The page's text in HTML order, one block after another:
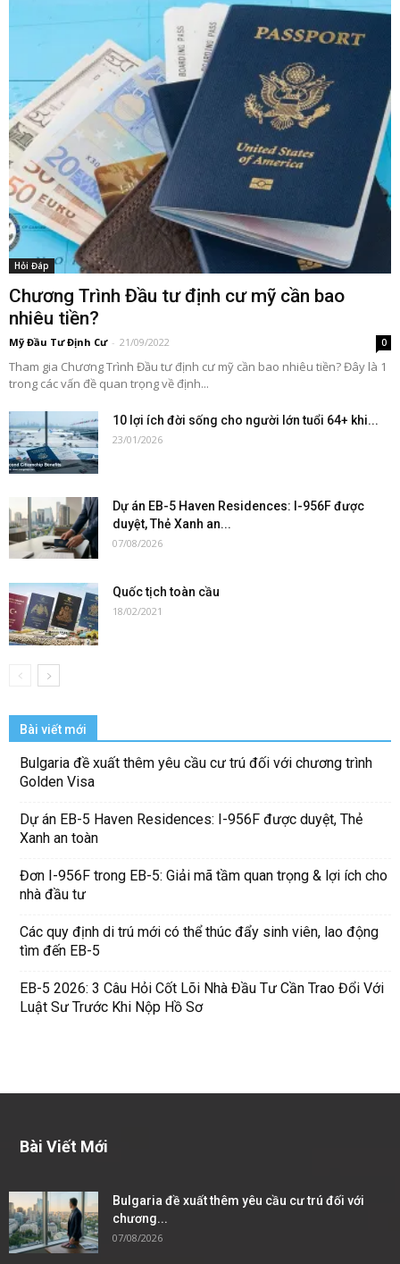
Hỏi Đáp
Chương Trình Đầu tư định cư mỹ cần bao
nhiêu tiền?
Mỹ Đầu Tư Định Cư - 21/09/2022 0
Tham gia Chương Trình Đầu tư định cư mỹ cần bao nhiêu tiền? Đây là 1
trong các vấn đề quan trọng về định...
10 lợi ích đời sống cho người lớn tuổi 64+ khi...
23/01/2026
Dự án EB-5 Haven Residences: I-956F được
duyệt, Thẻ Xanh an...
07/08/2026
Quốc tịch toàn cầu
18/02/2021
Bài viết mới
Bulgaria đề xuất thêm yêu cầu cư trú đối với chương trình
Golden Visa
Dự án EB-5 Haven Residences: I-956F được duyệt, Thẻ
Xanh an toàn
Đơn I-956F trong EB-5: Giải mã tầm quan trọng & lợi ích cho
nhà đầu tư
Các quy định di trú mới có thể thúc đẩy sinh viên, lao động
tìm đến EB-5
EB-5 2026: 3 Câu Hỏi Cốt Lõi Nhà Đầu Tư Cần Trao Đổi Với
Luật Sư Trước Khi Nộp Hồ Sơ
Bài Viết Mới
Bulgaria đề xuất thêm yêu cầu cư trú đối với
chương...
07/08/2026